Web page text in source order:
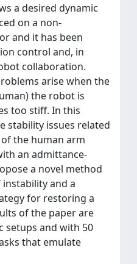
a desired dynamic
on a non-
and it has been
control and, in
collaboration.
arise when the
the robot is
too stiff. In this
stability issues related
the human arm
an admittance-
a novel method
and a
for restoring a
of the paper are
setups and with 50
that emulate